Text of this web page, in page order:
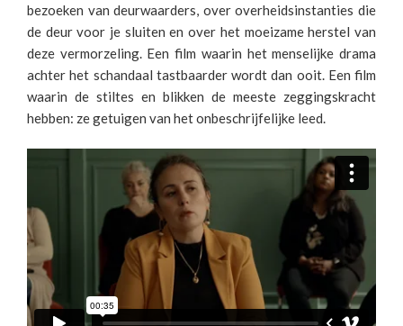
bezoeken van deurwaarders, over overheidsinstanties die
de deur voor je sluiten en over het moeizame herstel van
deze vermorzeling. Een film waarin het menselijke drama
achter het schandaal tastbaarder wordt dan ooit. Een film
waarin de stiltes en blikken de meeste zeggingskracht
hebben: ze getuigen van het onbeschrijfelijke leed.